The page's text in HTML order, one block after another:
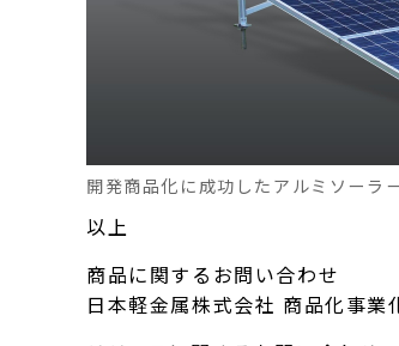
開発商品化に成功したアルミソー
以上
商品に関するお問い合わせ
日本軽金属株式会社 商品化事